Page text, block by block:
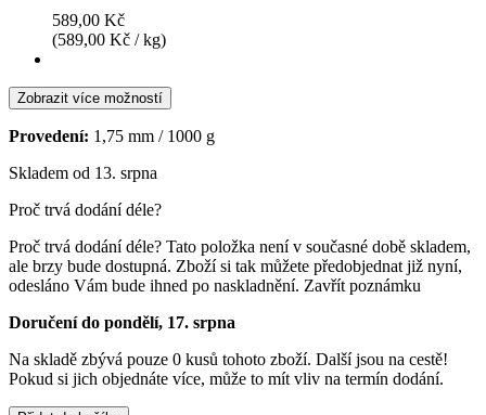
589,00 Kč
(589,00 Kč / kg)
Zobrazit více možností
Provedení: 1,75 mm / 1000 g
Skladem od 13. srpna
Proč trvá dodání déle?
Proč trvá dodání déle? Tato položka není v současné době skladem,
ale brzy bude dostupná. Zboží si tak můžete předobjednat již nyní,
odesláno Vám bude ihned po naskladnění. Zavřít poznámku
Doručení do pondělí, 17. srpna
Na skladě zbývá pouze 0 kusů tohoto zboží. Další jsou na cestě!
Pokud si jich objednáte více, může to mít vliv na termín dodání.